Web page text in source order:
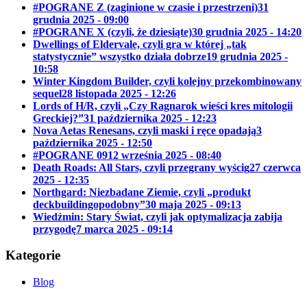
#POGRANE Z (zaginione w czasie i przestrzeni)31
grudnia 2025 - 09:00
#POGRANE X (czyli, że dziesiąte)30 grudnia 2025 - 14:20
Dwellings of Eldervale, czyli gra w której „tak
statystycznie” wszystko działa dobrze19 grudnia 2025 -
10:58
Winter Kingdom Builder, czyli kolejny przekombinowany
sequel28 listopada 2025 - 12:26
Lords of H/R, czyli „Czy Ragnarok wieści kres mitologii
Greckiej?”31 października 2025 - 12:23
Nova Aetas Renesans, czyli maski i ręce opadają3
października 2025 - 12:50
#POGRANE 0912 września 2025 - 08:40
Death Roads: All Stars, czyli przegrany wyścig27 czerwca
2025 - 12:35
Northgard: Niezbadane Ziemie, czyli „produkt
deckbuildingopodobny”30 maja 2025 - 09:13
Wiedźmin: Stary Świat, czyli jak optymalizacja zabija
przygodę7 marca 2025 - 09:14
Kategorie
Blog